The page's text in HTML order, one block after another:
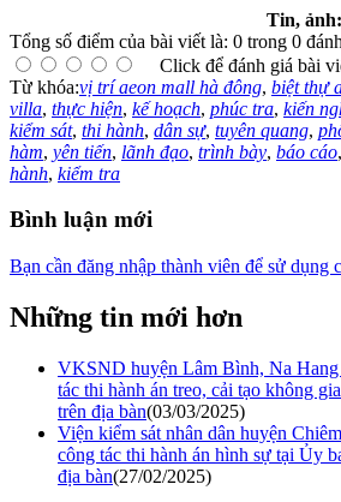
Tin,
Tổng số điểm của bài viết là: 0 trong 0
Click để đánh giá bài
Từ khóa:vị trí aeon mall hà đông, biệt thự
villa, thực hiện, kế hoạch, phúc tra, kiến
kiểm sát, thi hành, dân sự, tuyên quang,
hàm, yên tiến, lãnh đạo, trình bày, báo cáo,
hành, kiểm tra
Bình luận mới
Bạn cần đăng nhập thành viên để sử dụng
Những tin mới hơn
VKSND huyện Lâm Bình, Na Hang
tác thi hành án treo, cải tạo không
trên địa bàn(03/03/2025)
Viện kiểm sát nhân dân huyện
công tác thi hành án hình sự tại Ủy
địa bàn(27/02/2025)